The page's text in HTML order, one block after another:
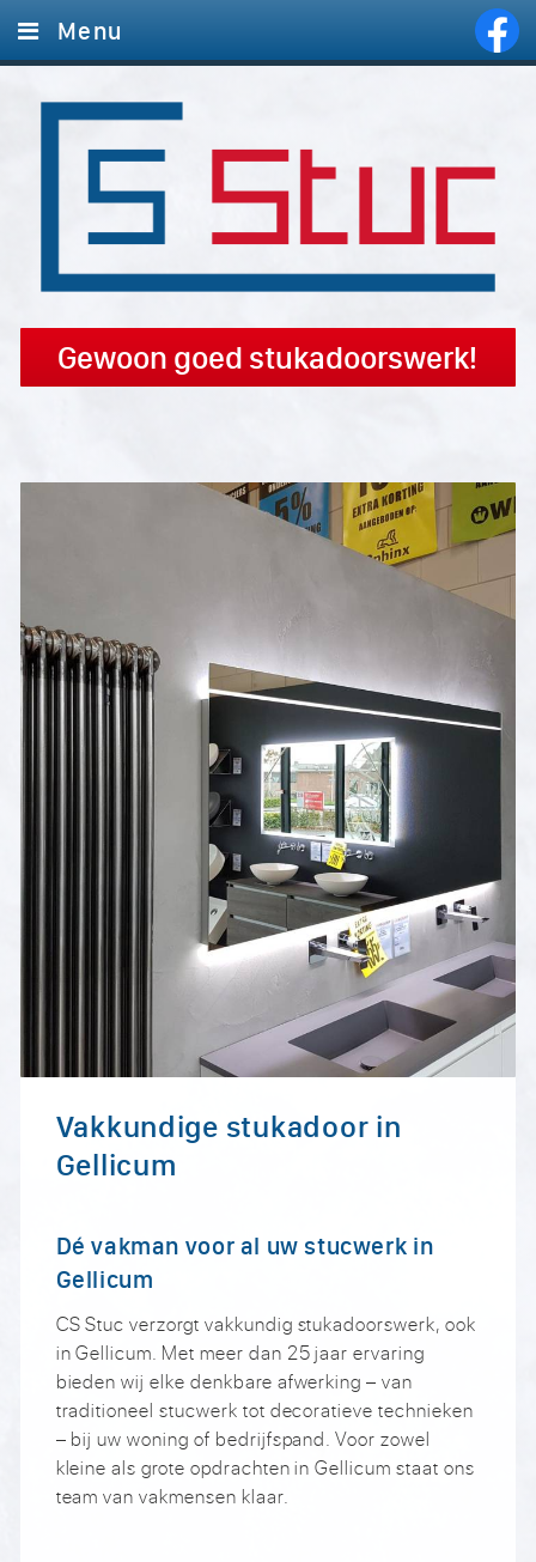
Gewoon goed stukadoorswerk!
Menu
Offerte aanvragen
Contact
Vakkundige stukadoor in
Gellicum
Dé vakman voor al uw stucwerk in
Gellicum
CS Stuc verzorgt vakkundig stukadoorswerk, ook
in Gellicum. Met meer dan 25 jaar ervaring
bieden wij elke denkbare afwerking – van
traditioneel stucwerk tot decoratieve technieken
– bij uw woning of bedrijfspand. Voor zowel
kleine als grote opdrachten in Gellicum staat ons
team van vakmensen klaar.